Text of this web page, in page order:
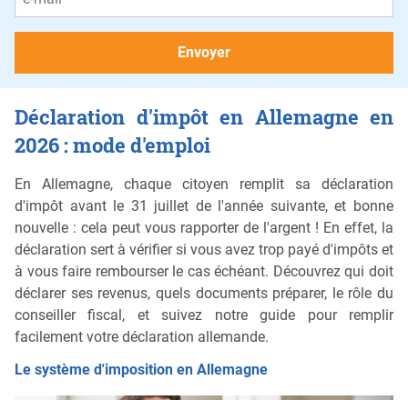
Déclaration d'impôt en Allemagne en
2026 : mode d'emploi
En Allemagne, chaque citoyen remplit sa déclaration
d'impôt avant le 31 juillet de l'année suivante, et bonne
nouvelle : cela peut vous rapporter de l'argent ! En effet, la
déclaration sert à vérifier si vous avez trop payé d'impôts et
à vous faire rembourser le cas échéant. Découvrez qui doit
déclarer ses revenus, quels documents préparer, le rôle du
conseiller fiscal, et suivez notre guide pour remplir
facilement votre déclaration allemande.
Le système d'imposition en Allemagne